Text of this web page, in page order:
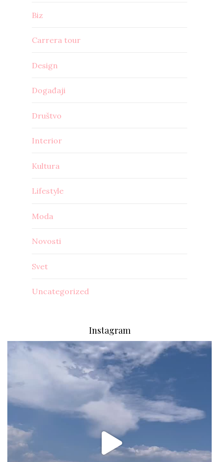
Biz
Carrera tour
Design
Događaji
Društvo
Interior
Kultura
Lifestyle
Moda
Novosti
Svet
Uncategorized
Instagram
via.carrera
Aug 2